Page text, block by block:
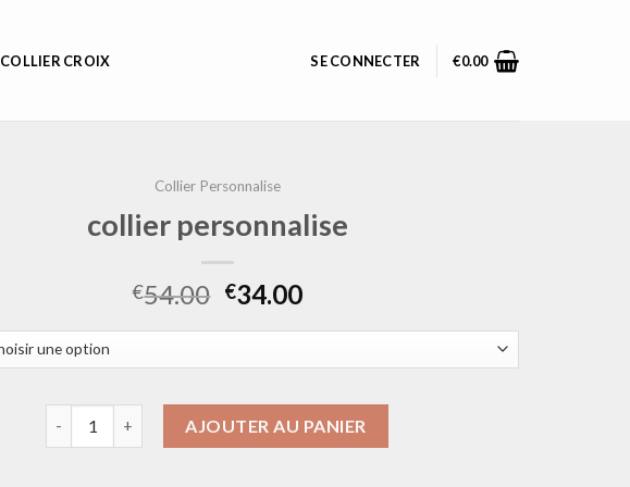
COLLIER CROIX SE CONNECTER €0.00
Collier Personnalise
collier personnalise
€54.00 €34.00
AJOUTER AU PANIER